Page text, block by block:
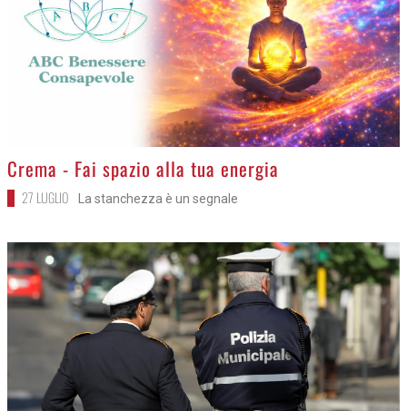
>
Crema - Fai spazio alla tua energia
27 LUGLIO La stanchezza è un segnale